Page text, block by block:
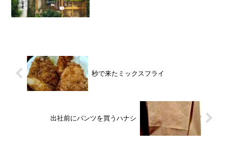
秒で来たミックスフライ
出社前にパンツを買うハナシ